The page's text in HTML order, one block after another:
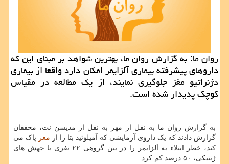
روان ما: به گزارش روان ما، بهترین شواهد بر مبنای این که
داروهای پیشرفته بیماری آلزایمر امکان دارد واقعا از بیماری
دژنراتیو مغز جلوگیری نمایند، از یک مطالعه در مقیاس
کوچک پدیدار شده است.
به گزارش روان ما به نقل از مهر به نقل از مدیسن نت، محققان
گزارش دادند که یک داروی آزمایشی که آمیلوئید بتا را از مغز پاک می
کند، خطر ابتلاء به آلزایمر را در بین گروهی ۲۲ نفری با جهش های
ژنتیکی، ۵۰ درصد کم کرد.